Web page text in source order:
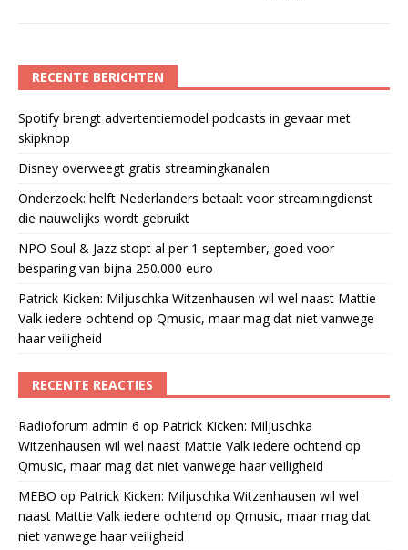
RECENTE BERICHTEN
Spotify brengt advertentiemodel podcasts in gevaar met
skipknop
Disney overweegt gratis streamingkanalen
Onderzoek: helft Nederlanders betaalt voor streamingdienst
die nauwelijks wordt gebruikt
NPO Soul & Jazz stopt al per 1 september, goed voor
besparing van bijna 250.000 euro
Patrick Kicken: Miljuschka Witzenhausen wil wel naast Mattie
Valk iedere ochtend op Qmusic, maar mag dat niet vanwege
haar veiligheid
RECENTE REACTIES
Radioforum admin 6 op Patrick Kicken: Miljuschka
Witzenhausen wil wel naast Mattie Valk iedere ochtend op
Qmusic, maar mag dat niet vanwege haar veiligheid
MEBO op Patrick Kicken: Miljuschka Witzenhausen wil wel
naast Mattie Valk iedere ochtend op Qmusic, maar mag dat
niet vanwege haar veiligheid